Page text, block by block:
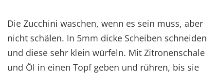
Die Zucchini waschen, wenn es sein muss, aber
nicht schälen. In 5mm dicke Scheiben schneiden
und diese sehr klein würfeln. Mit Zitronenschale
und Öl in einen Topf geben und rühren, bis sie